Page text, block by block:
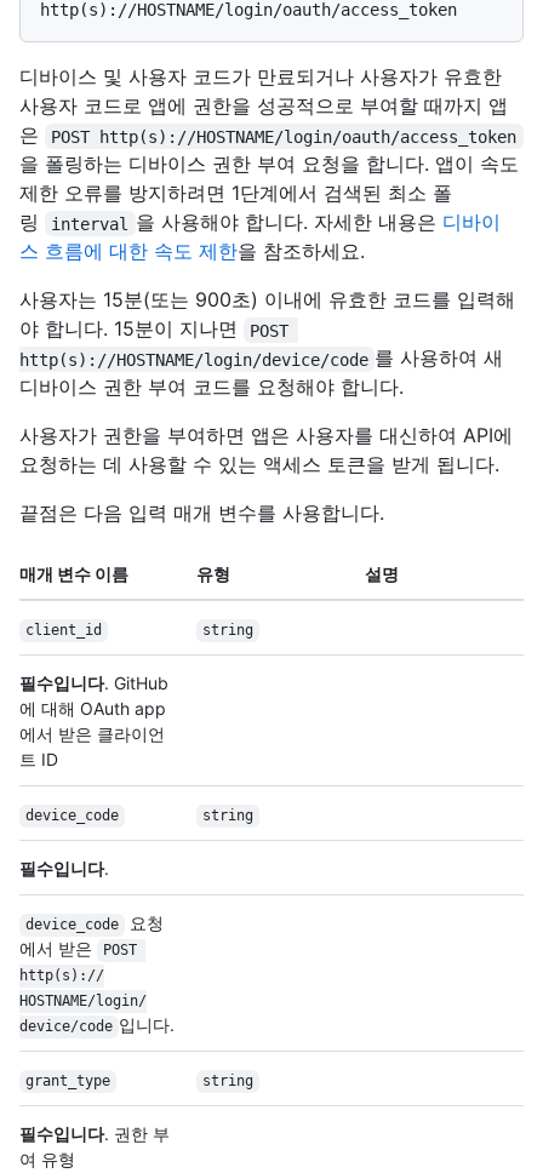
디바이스 및 사용자 코드가 만료되거나 사용자가 유효한
사용자 코드로 앱에 권한을 성공적으로 부여할 때까지 앱
은
POST http(s)://HOSTNAME/login/oauth/access_token
을 폴링하는 디바이스 권한 부여 요청을 합니다. 앱이 속도
제한 오류를 방지하려면 1단계에서 검색된 최소 폴
링
interval 을 사용해야 합니다. 자세한 내용은 디바이
스 흐름에 대한 속도 제한을 참조하세요.
사용자는 15분(또는 900초) 이내에 유효한 코드를 입력해
야 합니다. 15분이 지나면
POST
http(s)://HOSTNAME/login/device/code 를 사용하여 새
디바이스 권한 부여 코드를 요청해야 합니다.
사용자가 권한을 부여하면 앱은 사용자를 대신하여 API에
요청하는 데 사용할 수 있는 액세스 토큰을 받게 됩니다.
끝점은 다음 입력 매개 변수를 사용합니다.
매개 변수 이름 유형 설명
client_id string
필수입니다. GitHub
에 대해 OAuth app
에서 받은 클라이언
트 ID
device_code string
필수입니다.
device_code
요청
에서 받은
POST
http(s)://
HOSTNAME/login/
device/code 입니다.
grant_type string
필수입니다. 권한 부
여 유형